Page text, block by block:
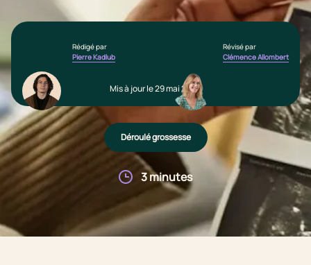
Rédigé par
Pierre Kadlub
Révisé par
Clémence Allombert
Mis à jour le 29 mai 2026
Déroulé grossesse
3 minutes